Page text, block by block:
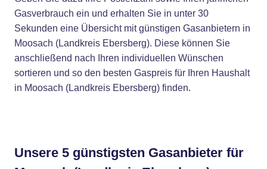
Gasverbrauch ein und erhalten Sie in unter 30
Sekunden eine Übersicht mit günstigen Gasanbietern in
Moosach (Landkreis Ebersberg). Diese können Sie
anschließend nach Ihren individuellen Wünschen
sortieren und so den besten Gaspreis für Ihren Haushalt
in Moosach (Landkreis Ebersberg) finden.
Unsere 5 günstigsten Gasanbieter für